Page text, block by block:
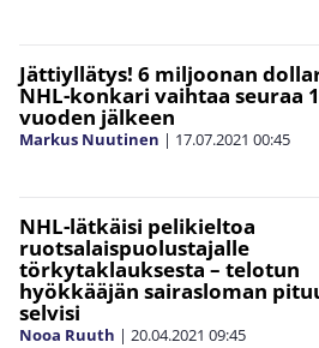
Jättiyllätys! 6 miljoonan
NHL-konkari vaihtaa seuraa
vuoden jälkeen
Markus Nuutinen | 17.07.2021 00:45
NHL-lätkäisi pelikieltoa
ruotsalaispuolustajalle
törkytaklauksesta – telotun
hyökkääjän sairasloman
selvisi
Nooa Ruuth | 20.04.2021 09:45